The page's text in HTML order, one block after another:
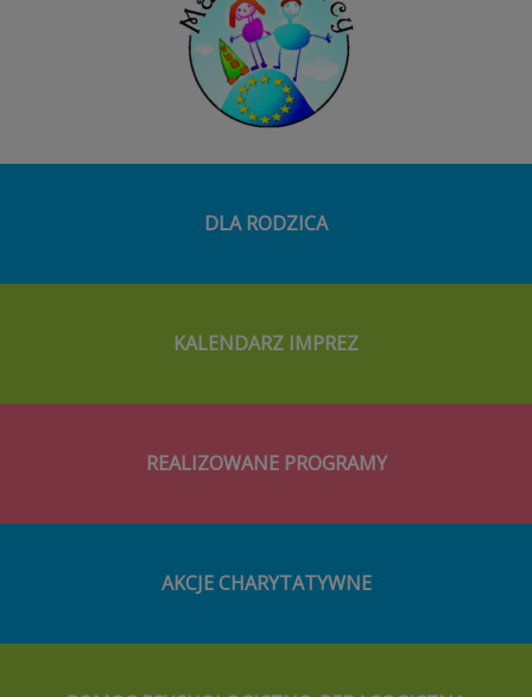
DLA RODZICA
KALENDARZ IMPREZ
REALIZOWANE PROGRAMY
AKCJE CHARYTATYWNE